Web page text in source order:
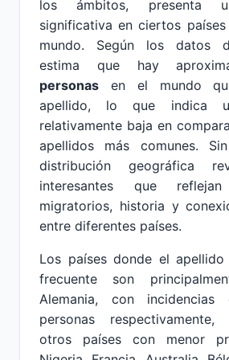
los ámbitos, presenta
significativa en ciertos
mundo. Según los datos
estima que hay
personas en el mundo
apellido, lo que indica
relativamente baja en
apellidos más comunes.
distribución geográfica
interesantes que reflejan
migratorios, historia y
entre diferentes países.
Los países donde el apellido
frecuente son
Alemania, con
personas
otros países con menor